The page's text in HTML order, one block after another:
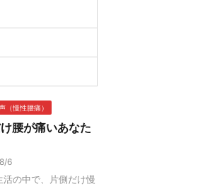
（慢性腰痛）
腰が痛いあなた
6
活の中で、片側だけ慢